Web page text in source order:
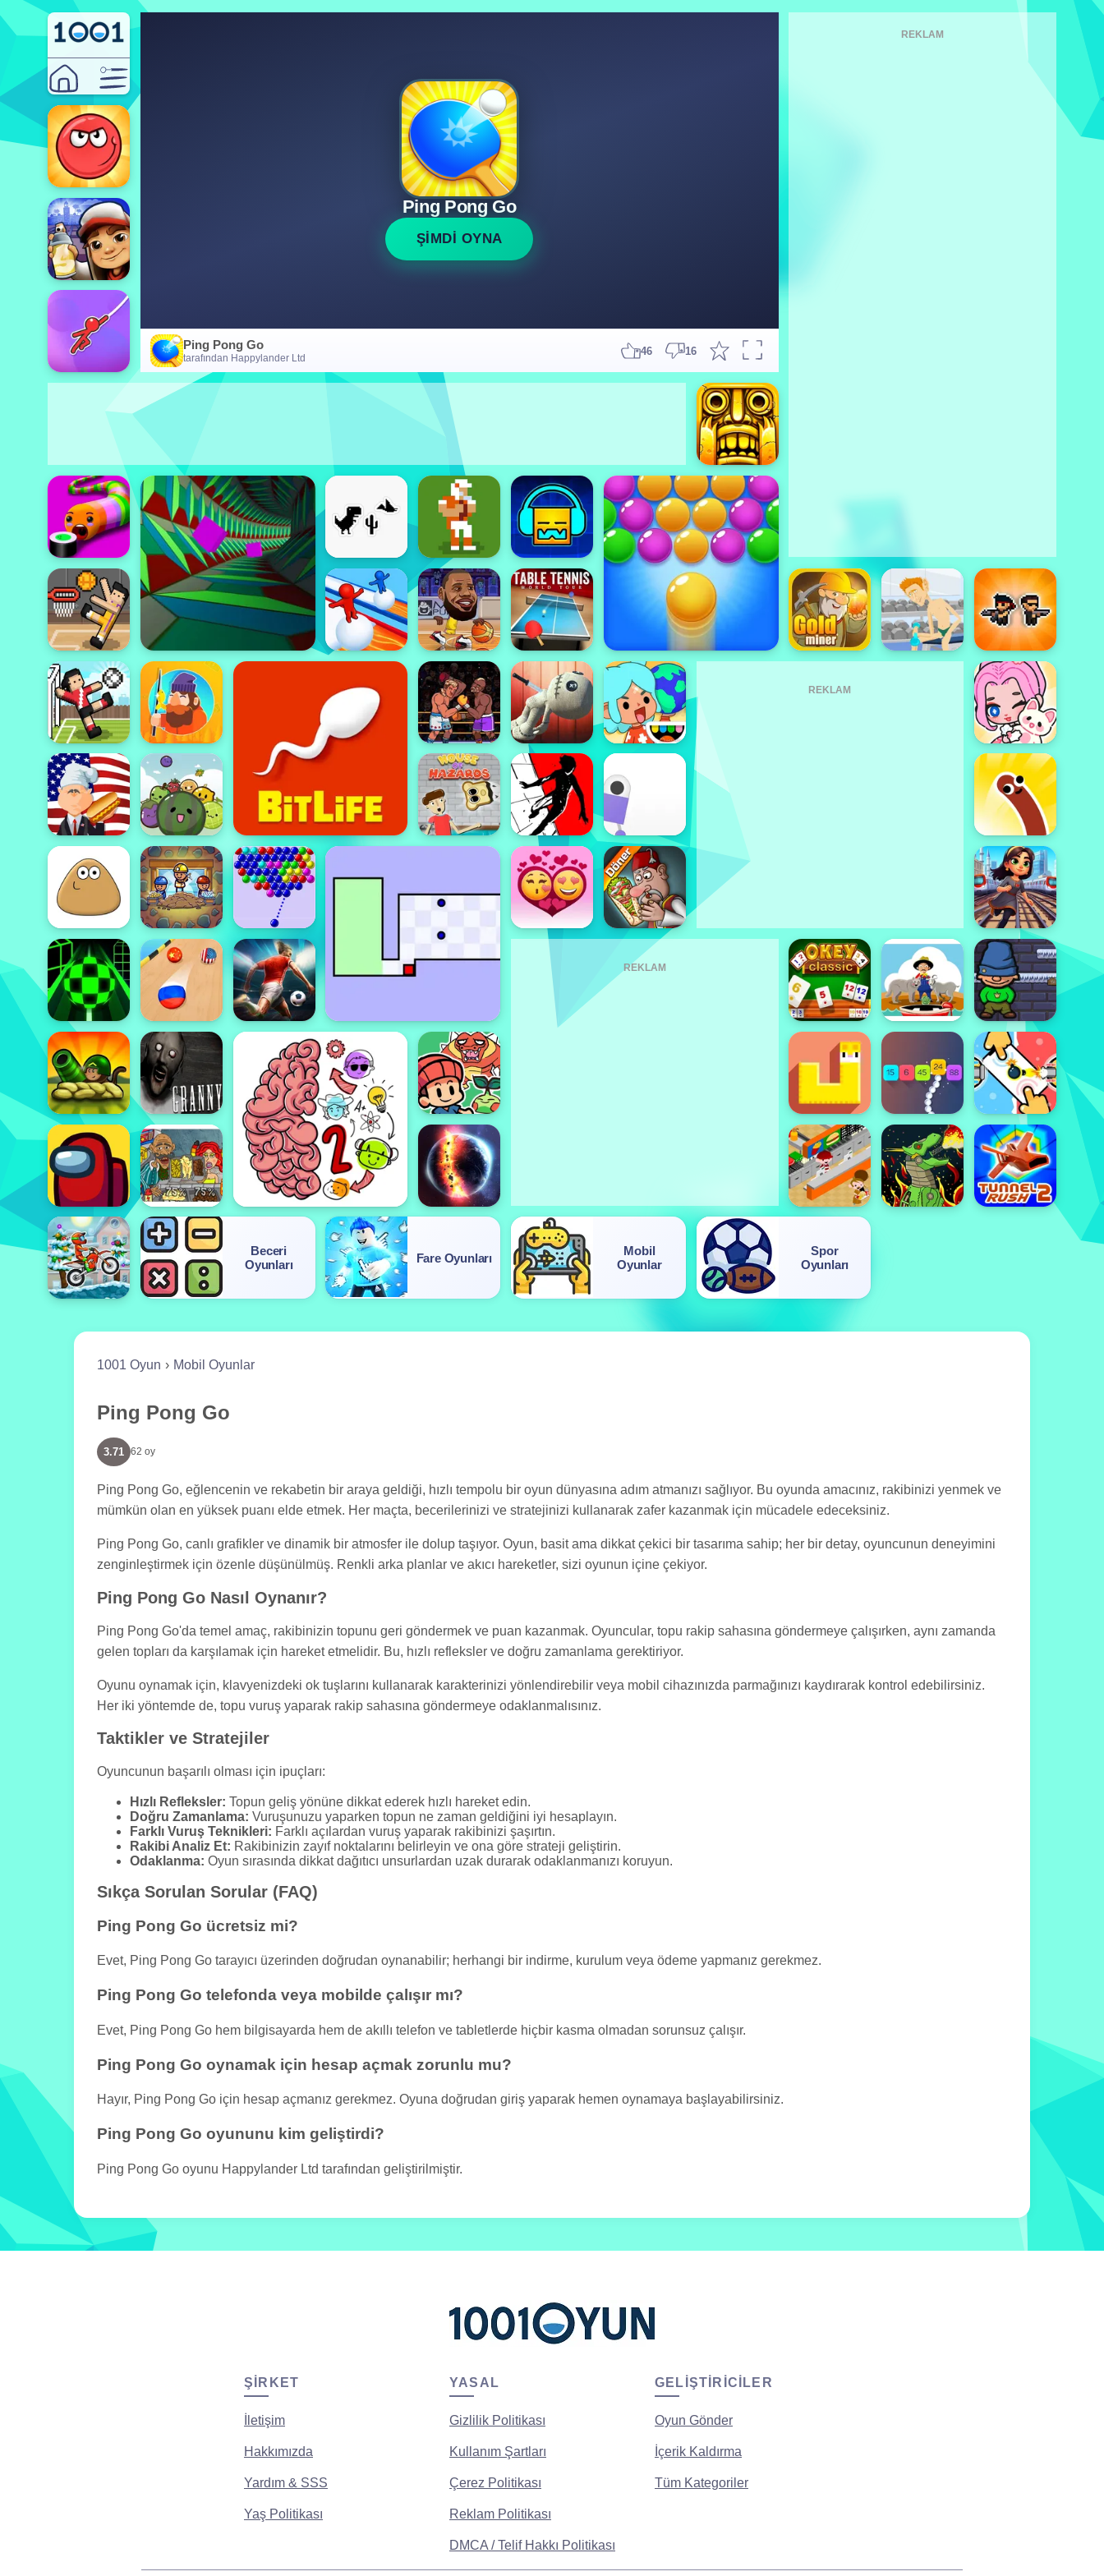
Ping Pong Go
ŞİMDİ OYNA
Ping Pong Go
tarafından Happylander Ltd
46 16
REKLAM
REKLAM
REKLAM
Beceri
Oyunları
Fare Oyunları
Mobil
Oyunlar
Spor
Oyunları
1001 Oyun Mobil Oyunlar
Ping Pong Go
3.71 62 oy
Ping Pong Go, eğlencenin ve rekabetin bir araya geldiği, hızlı tempolu bir oyun dünyasına adım atmanızı sağlıyor. Bu oyunda amacınız, rakibinizi yenmek ve
mümkün olan en yüksek puanı elde etmek. Her maçta, becerilerinizi ve stratejinizi kullanarak zafer kazanmak için mücadele edeceksiniz.
Ping Pong Go, canlı grafikler ve dinamik bir atmosfer ile dolup taşıyor. Oyun, basit ama dikkat çekici bir tasarıma sahip; her bir detay, oyuncunun deneyimini
zenginleştirmek için özenle düşünülmüş. Renkli arka planlar ve akıcı hareketler, sizi oyunun içine çekiyor.
Ping Pong Go Nasıl Oynanır?
Ping Pong Go'da temel amaç, rakibinizin topunu geri göndermek ve puan kazanmak. Oyuncular, topu rakip sahasına göndermeye çalışırken, aynı zamanda
gelen topları da karşılamak için hareket etmelidir. Bu, hızlı refleksler ve doğru zamanlama gerektiriyor.
Oyunu oynamak için, klavyenizdeki ok tuşlarını kullanarak karakterinizi yönlendirebilir veya mobil cihazınızda parmağınızı kaydırarak kontrol edebilirsiniz.
Her iki yöntemde de, topu vuruş yaparak rakip sahasına göndermeye odaklanmalısınız.
Taktikler ve Stratejiler
Oyuncunun başarılı olması için ipuçları:
Hızlı Refleksler: Topun geliş yönüne dikkat ederek hızlı hareket edin.
Doğru Zamanlama: Vuruşunuzu yaparken topun ne zaman geldiğini iyi hesaplayın.
Farklı Vuruş Teknikleri: Farklı açılardan vuruş yaparak rakibinizi şaşırtın.
Rakibi Analiz Et: Rakibinizin zayıf noktalarını belirleyin ve ona göre strateji geliştirin.
Odaklanma: Oyun sırasında dikkat dağıtıcı unsurlardan uzak durarak odaklanmanızı koruyun.
Sıkça Sorulan Sorular (FAQ)
Ping Pong Go ücretsiz mi?
Evet, Ping Pong Go tarayıcı üzerinden doğrudan oynanabilir; herhangi bir indirme, kurulum veya ödeme yapmanız gerekmez.
Ping Pong Go telefonda veya mobilde çalışır mı?
Evet, Ping Pong Go hem bilgisayarda hem de akıllı telefon ve tabletlerde hiçbir kasma olmadan sorunsuz çalışır.
Ping Pong Go oynamak için hesap açmak zorunlu mu?
Hayır, Ping Pong Go için hesap açmanız gerekmez. Oyuna doğrudan giriş yaparak hemen oynamaya başlayabilirsiniz.
Ping Pong Go oyununu kim geliştirdi?
Ping Pong Go oyunu Happylander Ltd tarafından geliştirilmiştir.
ŞIRKET
İletişim
Hakkımızda
Yardım & SSS
Yaş Politikası
YASAL
Gizlilik Politikası
Kullanım Şartları
Çerez Politikası
Reklam Politikası
DMCA / Telif Hakkı Politikası
GELIŞTIRICILER
Oyun Gönder
İçerik Kaldırma
Tüm Kategoriler